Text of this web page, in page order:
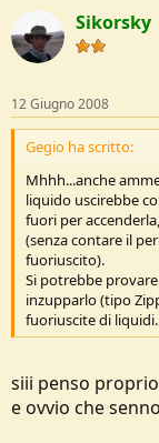
Sikorsky
12 Giugno 2008
Gegio ha scritto:
Mhhh...anche
liquido uscirebbe
fuori per
(senza contare il
fuoriuscito).
Si potrebbe
inzupparlo (tipo
fuoriuscite di liquidi.
siii penso
e ovvio che